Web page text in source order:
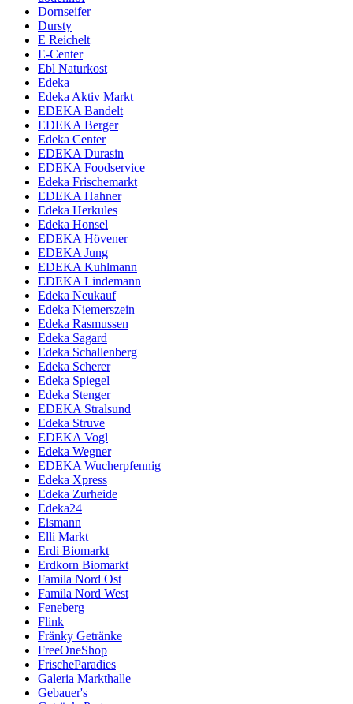
Dornseifer
Dursty
E Reichelt
E-Center
Ebl Naturkost
Edeka
Edeka Aktiv Markt
EDEKA Bandelt
EDEKA Berger
Edeka Center
EDEKA Durasin
EDEKA Foodservice
Edeka Frischemarkt
EDEKA Hahner
Edeka Herkules
Edeka Honsel
EDEKA Hövener
EDEKA Jung
EDEKA Kuhlmann
EDEKA Lindemann
Edeka Neukauf
Edeka Niemerszein
Edeka Rasmussen
Edeka Sagard
Edeka Schallenberg
Edeka Scherer
Edeka Spiegel
Edeka Stenger
EDEKA Stralsund
Edeka Struve
EDEKA Vogl
Edeka Wegner
EDEKA Wucherpfennig
Edeka Xpress
Edeka Zurheide
Edeka24
Eismann
Elli Markt
Erdi Biomarkt
Erdkorn Biomarkt
Famila Nord Ost
Famila Nord West
Feneberg
Flink
Fränky Getränke
FreeOneShop
FrischeParadies
Galeria Markthalle
Gebauer's